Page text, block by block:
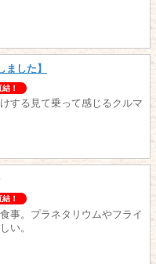
した】
！
する見て乗って感じるクルマ
！
事。プラネタリウムやフライ
い。